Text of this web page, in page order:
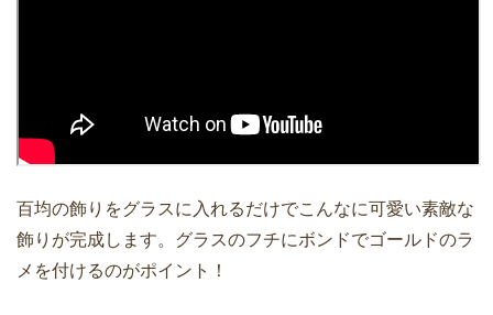
百均の飾りをグラスに入れるだけでこんなに可愛い素敵な
飾りが完成します。グラスのフチにボンドでゴールドのラ
メを付けるのがポイント！